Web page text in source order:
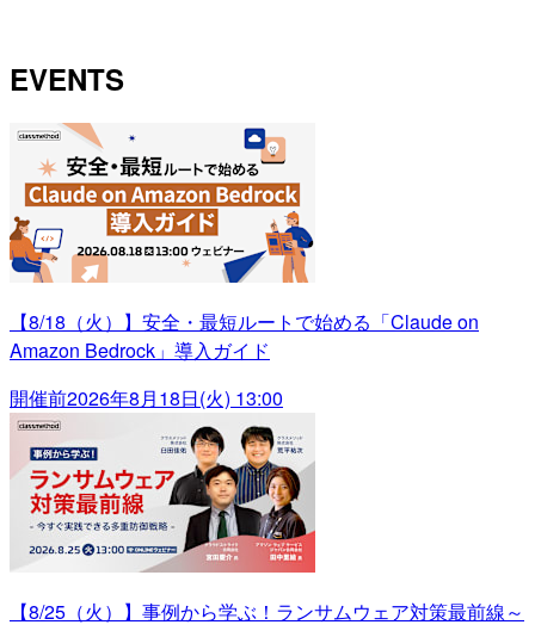
EVENTS
【8/18（火）】安全・最短ルートで始める「Claude on
Amazon Bedrock」導入ガイド
開催前2026年8月18日(火) 13:00
【8/25（火）】事例から学ぶ！ランサムウェア対策最前線～